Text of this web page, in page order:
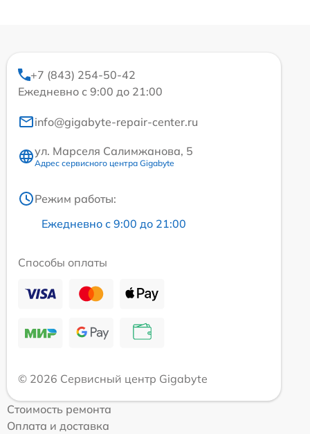
+7 (843) 254-50-42
Ежедневно с 9:00 до 21:00
info@gigabyte-repair-center.ru
ул. Марселя Салимжанова, 5
Адрес сервисного центра Gigabyte
Режим работы:
Ежедневно с 9:00 до 21:00
Способы оплаты
© 2026 Сервисный центр Gigabyte
Стоимость ремонта
Оплата и доставка